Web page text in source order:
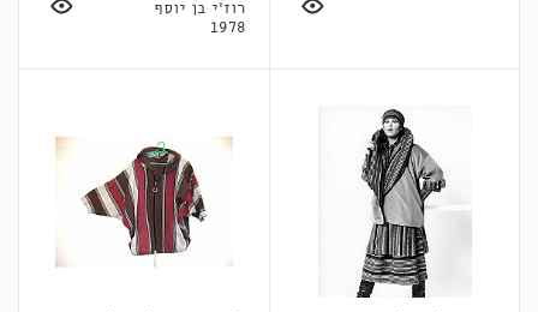
רוז'י בן יוסף
1978